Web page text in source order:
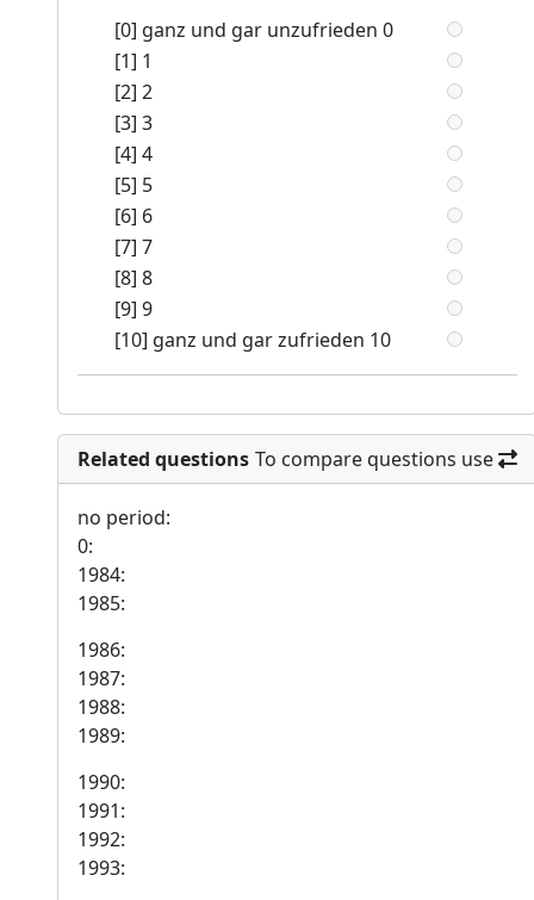
[0] ganz und gar unzufrieden 0
[1] 1
[2] 2
[3] 3
[4] 4
[5] 5
[6] 6
[7] 7
[8] 8
[9] 9
[10] ganz und gar zufrieden 10
Related questions To compare questions use
no period:
0:
1984:
1985:
1986:
1987:
1988:
1989:
1990:
1991:
1992:
1993: